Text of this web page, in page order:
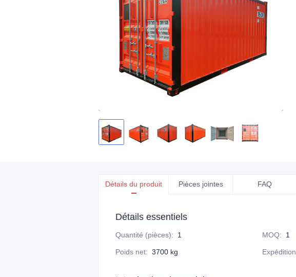
Détails du produit Pièces jointes FAQ
Détails essentiels
Quantité (pièces): 1 MOQ: 1
Poids net: 3700 kg Expédition